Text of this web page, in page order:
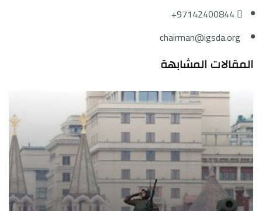
97142400844+
chairman@igsda.org
المقالات المشابهة